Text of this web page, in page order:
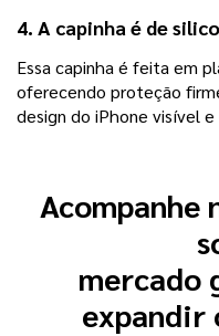
4. A capinha é de
Essa capinha é feita em
oferecendo proteção
design do iPhone visível
Acompanhe
mercado
expandir